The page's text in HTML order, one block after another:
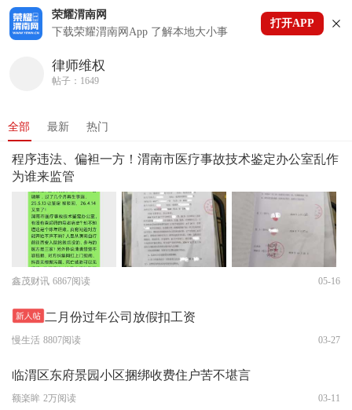
荣耀渭南网
下载荣耀渭南网App 了解本地大小事
打开APP
下拉刷新
律师维权
帖子：1649
全部 最新 热门
程序违法、偏袒一方！渭南市医疗事故技术鉴定办公室乱作
为谁来监管
鑫茂财讯 6867阅读 05-16
二月份过年公司放假扣工资
慢生活 8807阅读 03-27
临渭区东府景园小区捆绑收费住户苦不堪言
额楽眸 2万阅读 03-11